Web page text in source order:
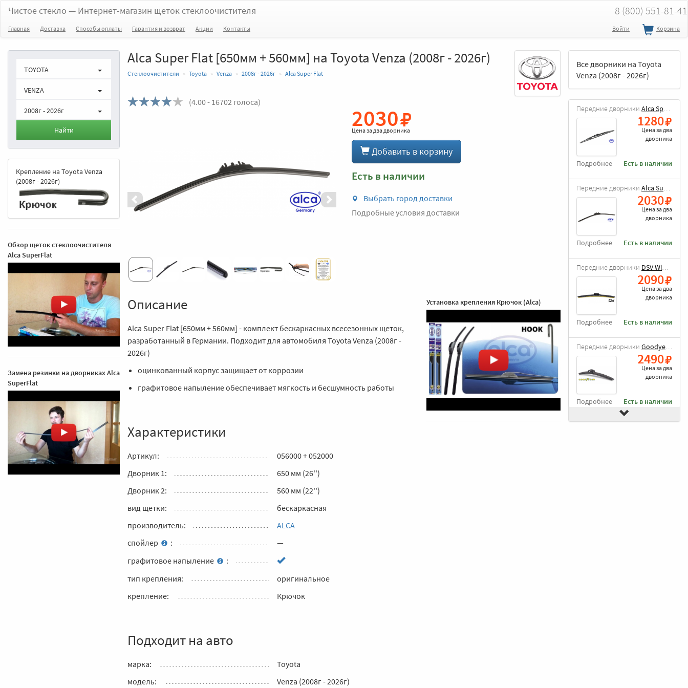
Чистое стекло — Интернет-магазин щеток стеклоочистителя 8 (800) 551-81-41
Главная Доставка Способы оплаты Гарантия и возврат Акции Контакты Войти Корзина
Alca Super Flat [650мм + 560мм] на Toyota Venza (2008г - 2026г)
Стеклоочистители Toyota Venza 2008г - 2026г Alca Super Flat
(4.00- 16702 голоса)
Вперед2030
Цена задва дворника
Добавить в корзину
Есть в наличии
Выбрать город доставки
Подробные условия доставки
Установка крепления Крючок (Alca)
Описание
Alca Super Flat [650мм + 560мм] - комплект бескаркасных всесезонных щеток,
разработанный в Германии. Подходит для автомобиля Toyota Venza (2008г -
2026г)
оцинкованный корпус защищает от коррозии
графитовое напыление обеспечивает мягкость и бесшумность работы
Характеристики
Артикул:
056000 + 052000
Дворник 1:
650 мм (26'')
Дворник 2:
560 мм (22'')
вид щетки:
бескаркасная
производитель:
ALCA
спойлер
:
—
графитовое напыление
:
тип крепления:
оригинальное
крепление:
Крючок
Подходит на авто
марка:
Toyota
модель:
Venza (2008г - 2026г)
TOYOTA
VENZA
2008г - 2026г
Найти
Крепление на Toyota Venza
(2008г - 2026г)
Обзор щеток стеклоочистителя
Alca SuperFlat
Замена резинки на дворниках Alca
SuperFlat
Все дворники на Toyota
Venza (2008г - 2026г)
Передние дворники Alca Special
1280
Цена задва
дворника
Есть в наличии
Подробнее
Передние дворники Alca Super Flat
2030
Цена задва
дворника
Есть в наличии
Подробнее
Передние дворники DSV Wiper Blade
2090
Цена задва
дворника
Есть в наличии
Подробнее
Передние дворники Goodyear Frameless
2490
Цена задва
дворника
Есть в наличии
Подробнее